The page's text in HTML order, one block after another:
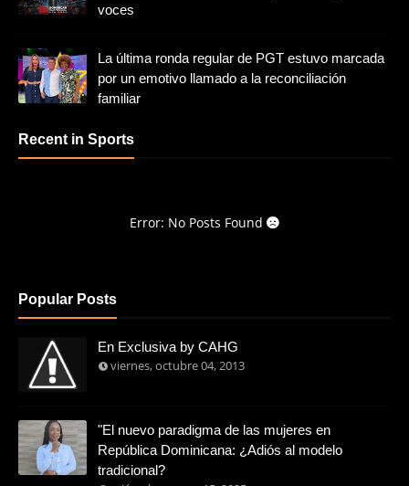
voces
La última ronda regular de PGT estuvo marcada
por un emotivo llamado a la reconciliación
familiar
Recent in Sports
Error: No Posts Found
Popular Posts
En Exclusiva by CAHG
viernes, octubre 04, 2013
"El nuevo paradigma de las mujeres en
República Dominicana: ¿Adiós al modelo
tradicional?